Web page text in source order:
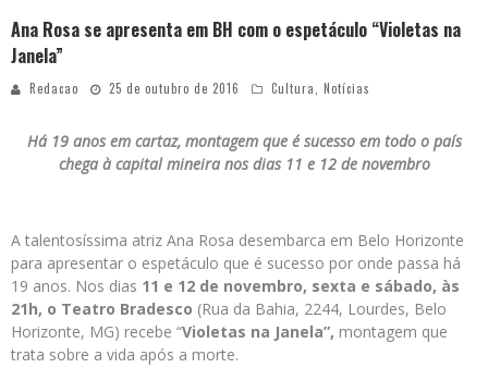
Ana Rosa se apresenta em BH com o espetáculo “Violetas na
Janela”
Redacao 25 de outubro de 2016 Cultura Notícias
Há 19 anos em cartaz, montagem que é sucesso em todo o país
chega à capital mineira nos dias 11 e 12 de novembro
A talentosíssima atriz Ana Rosa desembarca em Belo Horizonte
para apresentar o espetáculo que é sucesso por onde passa há
19 anos. Nos dias 11 e 12 de novembro, sexta e sábado, às
21h, o Teatro Bradesco (Rua da Bahia, 2244, Lourdes, Belo
Horizonte, MG) recebe “Violetas na Janela”, montagem que
trata sobre a vida após a morte.